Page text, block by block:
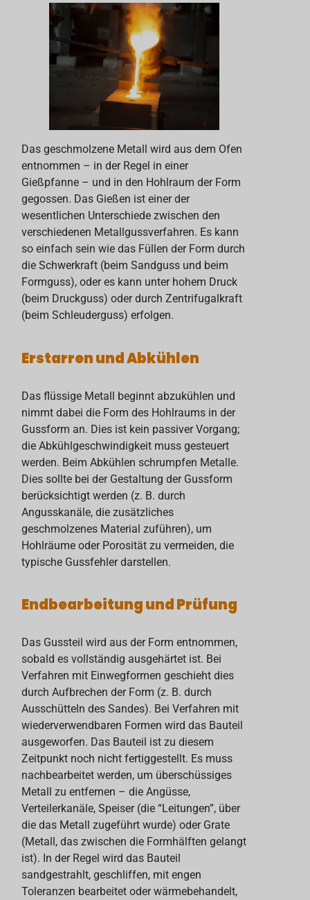
Das geschmolzene Metall wird aus dem Ofen
entnommen – in der Regel in einer
Gießpfanne – und in den Hohlraum der Form
gegossen. Das Gießen ist einer der
wesentlichen Unterschiede zwischen den
verschiedenen Metallgussverfahren. Es kann
so einfach sein wie das Füllen der Form durch
die Schwerkraft (beim Sandguss und beim
Formguss), oder es kann unter hohem Druck
(beim Druckguss) oder durch Zentrifugalkraft
(beim Schleuderguss) erfolgen.
Erstarren und Abkühlen
Das flüssige Metall beginnt abzukühlen und
nimmt dabei die Form des Hohlraums in der
Gussform an. Dies ist kein passiver Vorgang;
die Abkühlgeschwindigkeit muss gesteuert
werden. Beim Abkühlen schrumpfen Metalle.
Dies sollte bei der Gestaltung der Gussform
berücksichtigt werden (z. B. durch
Angusskanäle, die zusätzliches
geschmolzenes Material zuführen), um
Hohlräume oder Porosität zu vermeiden, die
typische Gussfehler darstellen.
Endbearbeitung und Prüfung
Das Gussteil wird aus der Form entnommen,
sobald es vollständig ausgehärtet ist. Bei
Verfahren mit Einwegformen geschieht dies
durch Aufbrechen der Form (z. B. durch
Ausschütteln des Sandes). Bei Verfahren mit
wiederverwendbaren Formen wird das Bauteil
ausgeworfen. Das Bauteil ist zu diesem
Zeitpunkt noch nicht fertiggestellt. Es muss
nachbearbeitet werden, um überschüssiges
Metall zu entfernen – die Angüsse,
Verteilerkanäle, Speiser (die “Leitungen”, über
die das Metall zugeführt wurde) oder Grate
(Metall, das zwischen die Formhälften gelangt
ist). In der Regel wird das Bauteil
sandgestrahlt, geschliffen, mit engen
Toleranzen bearbeitet oder wärmebehandelt,